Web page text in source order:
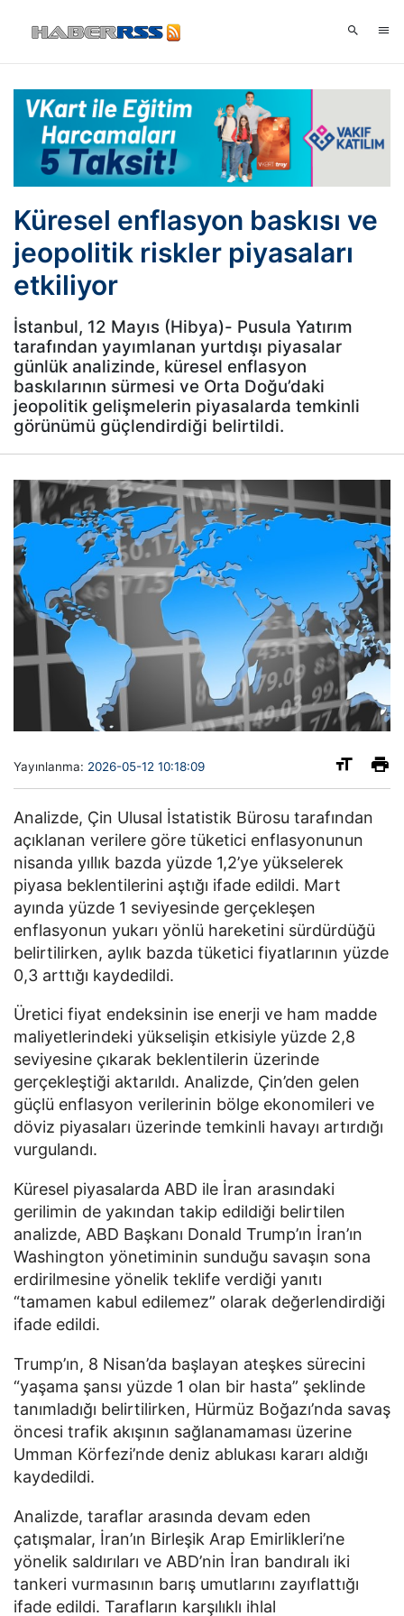
Küresel enflasyon baskısı ve
jeopolitik riskler piyasaları
etkiliyor
İstanbul, 12 Mayıs (Hibya)- Pusula Yatırım
tarafından yayımlanan yurtdışı piyasalar
günlük analizinde, küresel enflasyon
baskılarının sürmesi ve Orta Doğu’daki
jeopolitik gelişmelerin piyasalarda temkinli
görünümü güçlendirdiği belirtildi.
Yayınlanma: 2026-05-12 10:18:09
Analizde, Çin Ulusal İstatistik Bürosu tarafından
açıklanan verilere göre tüketici enflasyonunun
nisanda yıllık bazda yüzde 1,2’ye yükselerek
piyasa beklentilerini aştığı ifade edildi. Mart
ayında yüzde 1 seviyesinde gerçekleşen
enflasyonun yukarı yönlü hareketini sürdürdüğü
belirtilirken, aylık bazda tüketici fiyatlarının yüzde
0,3 arttığı kaydedildi.
Üretici fiyat endeksinin ise enerji ve ham madde
maliyetlerindeki yükselişin etkisiyle yüzde 2,8
seviyesine çıkarak beklentilerin üzerinde
gerçekleştiği aktarıldı. Analizde, Çin’den gelen
güçlü enflasyon verilerinin bölge ekonomileri ve
döviz piyasaları üzerinde temkinli havayı artırdığı
vurgulandı.
Küresel piyasalarda ABD ile İran arasındaki
gerilimin de yakından takip edildiği belirtilen
analizde, ABD Başkanı Donald Trump’ın İran’ın
Washington yönetiminin sunduğu savaşın sona
erdirilmesine yönelik teklife verdiği yanıtı
“tamamen kabul edilemez” olarak değerlendirdiği
ifade edildi.
Trump’ın, 8 Nisan’da başlayan ateşkes sürecini
“yaşama şansı yüzde 1 olan bir hasta” şeklinde
tanımladığı belirtilirken, Hürmüz Boğazı’nda savaş
öncesi trafik akışının sağlanamaması üzerine
Umman Körfezi’nde deniz ablukası kararı aldığı
kaydedildi.
Analizde, taraflar arasında devam eden
çatışmalar, İran’ın Birleşik Arap Emirlikleri’ne
yönelik saldırıları ve ABD’nin İran bandıralı iki
tankeri vurmasının barış umutlarını zayıflattığı
ifade edildi. Tarafların karşılıklı ihlal